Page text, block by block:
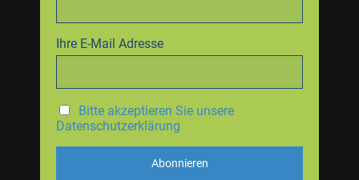
Ihre E-Mail Adresse
Bitte akzeptieren Sie unsere
Datenschutzerklärung